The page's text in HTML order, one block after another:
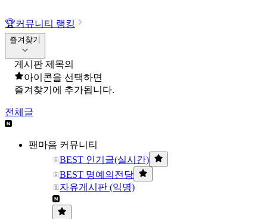
🏆커뮤니티 랭킹
즐겨찾기
게시판 제목의
아이콘을 선택하면
즐겨찾기에 추가됩니다.
전체글
팬마음 커뮤니티
BEST 인기글(실시간)
BEST 명예의전당
자유게시판 (익명)